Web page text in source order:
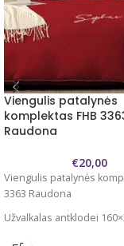
Viengulis patalynės
komplektas FHB
Raudona
€20,00
Viengulis patalynės
3363 Raudona
Užvalkalas antklodei
Užvalkalas pagalvei 70×80